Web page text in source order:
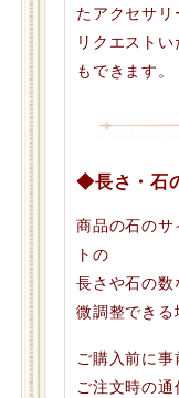
たアクセサリ
リクエスト
もできます。
◆長さ・石
商品の石のサ
トの
長さや石の数
微調整できる
ご購入前に事
ご注文時の